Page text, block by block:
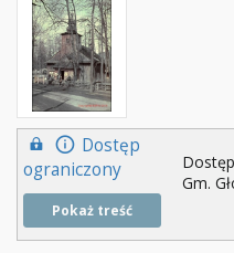
Dostęp
ograniczony
Pokaż treść
Gm.